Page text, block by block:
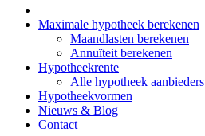
Maximale hypotheek berekenen
Maandlasten berekenen
Annuïteit berekenen
Hypotheekrente
Alle hypotheek aanbieders
Hypotheekvormen
Nieuws & Blog
Contact